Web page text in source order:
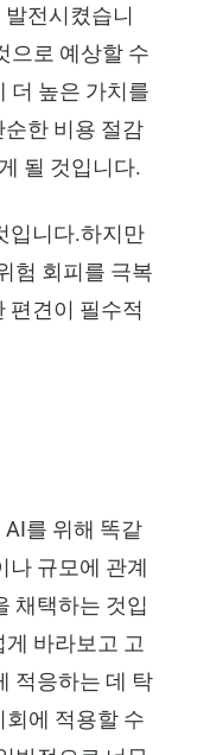
전시켰습니
으로 예상할 수
더 높은 가치를
한 비용 절감
될 것입니다.
입니다.하지만
험 회피를 극복
편견이 필수적
를 위해 똑같
나 규모에 관계
채택하는 것입
바라보고 고
적응하는 데 탁
에 적용할 수